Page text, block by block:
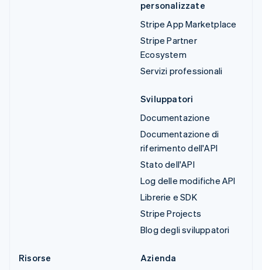
personalizzate
Stripe App Marketplace
Stripe Partner
Ecosystem
Servizi professionali
Sviluppatori
Documentazione
Documentazione di
riferimento dell'API
Stato dell'API
Log delle modifiche API
Librerie e SDK
Stripe Projects
Blog degli sviluppatori
Risorse
Azienda